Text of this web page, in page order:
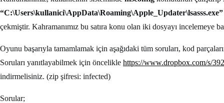
“C:\Users\kullanici\AppData\Roaming\Apple_Updater\lsasss.exe”
çekmiştir. Kahramanımız bu satıra konu olan iki dosyayı incelemeye
Oyunu başarıyla tamamlamak için aşağıdaki tüm soruları, kod
Soruları yanıtlayabilmek için öncelikle https://www.dropbox.com/s/
indirmelisiniz. (zip şifresi: infected)
Sorular;